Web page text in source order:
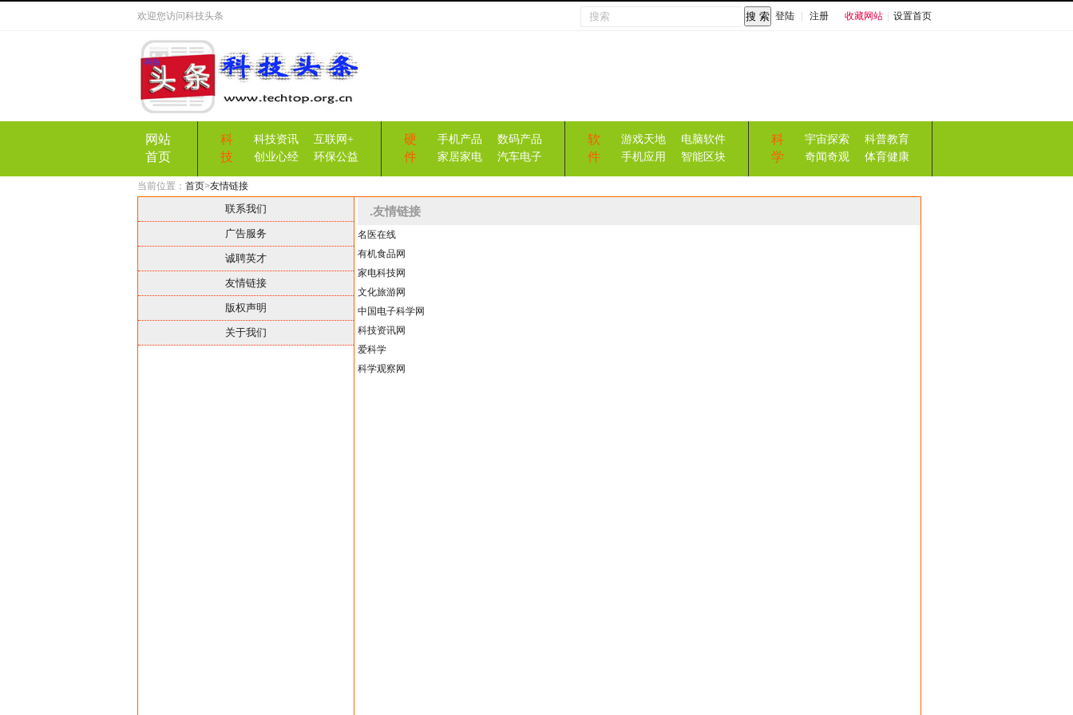
欢迎您访问科技头条 收藏网站 设置首页
登陆 注册
网站
首页
科
技
科技资讯
互联网+
创业心经
环保公益
硬
件
手机产品
数码产品
家居家电
汽车电子
软
件
游戏天地
电脑软件
手机应用
智能区块
科
学
宇宙探索
科普教育
奇闻奇观
体育健康
当前位置： 首页>友情链接
联系我们
广告服务
诚聘英才
友情链接
版权声明
关于我们
.友情链接
名医在线
有机食品网
家电科技网
文化旅游网
中国电子科学网
科技资讯网
爱科学
科学观察网